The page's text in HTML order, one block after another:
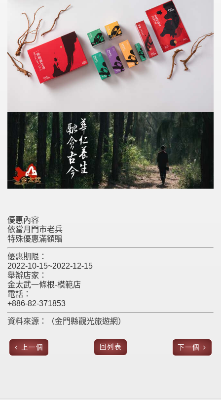
優惠內容
依當月門市老兵
特殊優惠滿額贈
優惠期限：
2022-10-15~2022-12-15
舉辦店家：
金太武一條根-模範店
電話：
+886-82-371853
資料來源：（金門縣觀光旅遊網）
上一個 回列表 下一個